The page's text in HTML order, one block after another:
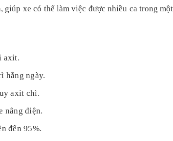
xe có thể làm việc được nhiều ca trong
axit.
hằng ngày.
axit chì.
nâng điện.
đến 95%.